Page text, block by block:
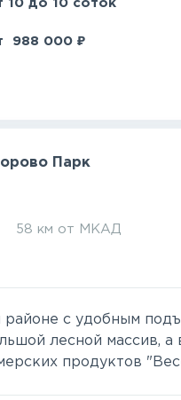
10 до 10 соток
988 000 ₽
Парк
58 км от МКАД
районе с удобным
лесной массив, а
продуктов